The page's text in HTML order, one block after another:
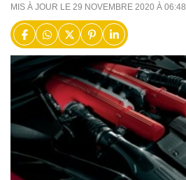
MIS À JOUR LE 29 NOVEMBRE 2020 À 06:48